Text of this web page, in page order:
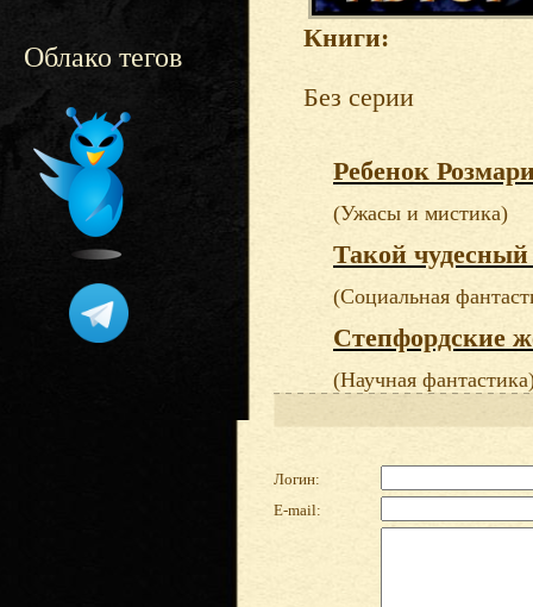
Облако тегов
Книги:
Без серии
Ребенок
(Ужасы и мистика)
Такой чудесный
(Социальная
Степфордские
(Научная
Логин:
E-mail: